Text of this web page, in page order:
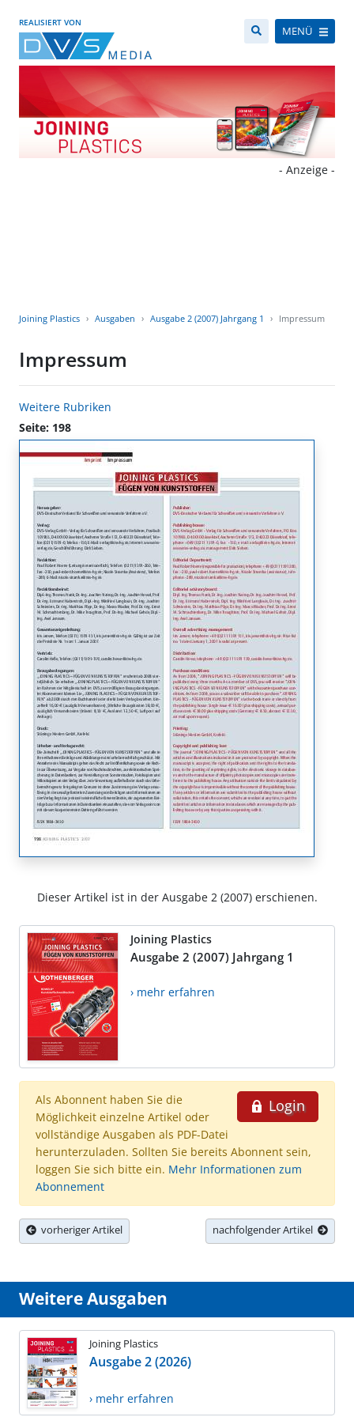
REALISIERT VON
MENÜ
- Anzeige -
Joining Plastics Ausgaben Ausgabe 2 (2007) Jahrgang 1 Impressum
Impressum
Weitere Rubriken
Seite: 198
Dieser Artikel ist in der Ausgabe 2 (2007) erschienen.
Joining Plastics
Ausgabe 2 (2007) Jahrgang 1
› mehr erfahren
Login
Als Abonnent haben Sie die
Möglichkeit einzelne Artikel oder
vollständige Ausgaben als PDF-Datei
herunterzuladen. Sollten Sie bereits Abonnent sein,
loggen Sie sich bitte ein. Mehr Informationen zum
Abonnement
vorheriger Artikel nachfolgender Artikel
Weitere Ausgaben
Joining Plastics
Ausgabe 2 (2026)
› mehr erfahren